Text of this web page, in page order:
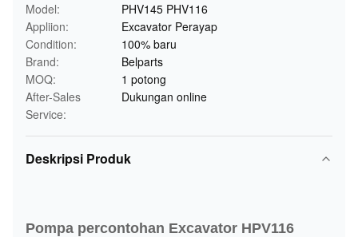
Model:
PHV145 PHV116
Appliion:
Excavator Perayap
Condition:
100% baru
Brand:
Belparts
MOQ:
1 potong
After-Sales
Service:
Dukungan online
Deskripsi Produk
Pompa percontohan Excavator HPV116